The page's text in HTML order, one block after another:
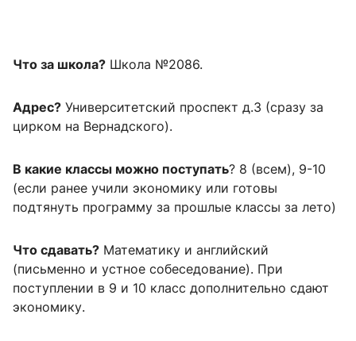
Что за школа? Школа №2086.
Адрес? Университетский проспект д.3 (сразу за
цирком на Вернадского).
В какие классы можно поступать? 8 (всем), 9-10
(если ранее учили экономику или готовы
подтянуть программу за прошлые классы за лето)
Что сдавать? Математику и английский
(письменно и устное собеседование). При
поступлении в 9 и 10 класс дополнительно сдают
экономику.